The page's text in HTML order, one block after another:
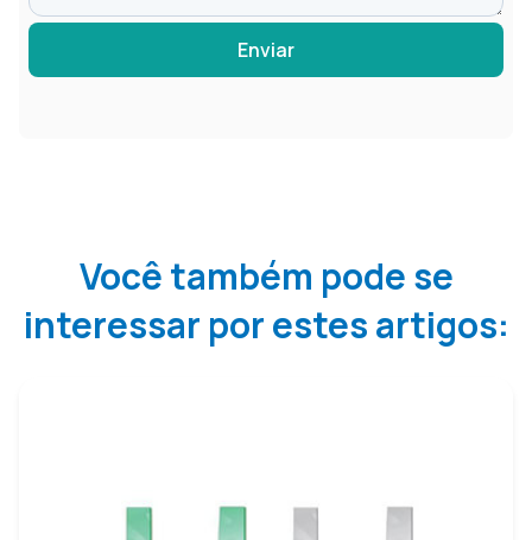
Enviar
Você também pode se
interessar por estes artigos: